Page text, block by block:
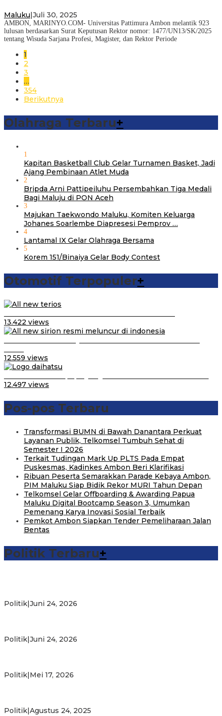
Maluku Juli 30, 2025
AMBON, MARINYO.COM- Universitas Pattimura Ambon melantik 923
lulusan berdasarkan Surat Keputusan Rektor nomor: 1477/UN13/SK/2025
tentang Wisuda Sarjana Profesi, Magister, dan Rektor Periode
1
2
3
…
354
Berikutnya
Olahraga Terbaru+
1
Kapitan Basketball Club Gelar Turnamen Basket, Jadi
Ajang Pembinaan Atlet Muda
2
Bripda Arni Pattipeiluhu Persembahkan Tiga Medali
Bagi Maluju di PON Aceh
3
Majukan Taekwondo Maluku, Komiten Keluarga
Johanes Soarlembe Diapresesi Pemprov …
4
Lantamal IX Gelar Olahraga Bersama
5
Korem 151/Binaiya Gelar Body Contest
Otomotif Terpopuler+
13.422 views
12.559 views
12.497 views
Pos-pos Terbaru
Transformasi BUMN di Bawah Danantara Perkuat
Layanan Publik, Telkomsel Tumbuh Sehat di
Semester I 2026
Terkait Tudingan Mark Up PLTS Pada Empat
Puskesmas, Kadinkes Ambon Beri Klarifikasi
Ribuan Peserta Semarakkan Parade Kebaya Ambon,
PIM Maluku Siap Bidik Rekor MURI Tahun Depan
Telkomsel Gelar Offboarding & Awarding Papua
Maluku Digital Bootcamp Season 3, Umumkan
Pemenang Karya Inovasi Sosial Terbaik
Pemkot Ambon Siapkan Tender Pemeliharaan Jalan
Bentas
Politik Terbaru+
Politik Juni 24, 2026
Politik Juni 24, 2026
Politik Mei 17, 2026
Politik Agustus 24, 2025